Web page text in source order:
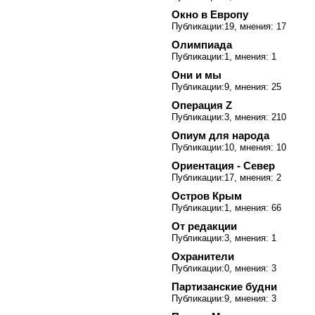
Окно в Европу
Публикации:19, мнения: 17
Олимпиада
Публикации:1, мнения: 1
Они и мы
Публикации:9, мнения: 25
Операция Z
Публикации:3, мнения: 210
Опиум для народа
Публикации:10, мнения: 10
Ориентация - Север
Публикации:17, мнения: 2
Остров Крым
Публикации:1, мнения: 66
От редакции
Публикации:3, мнения: 1
Охранители
Публикации:0, мнения: 3
Партизанские будни
Публикации:9, мнения: 3